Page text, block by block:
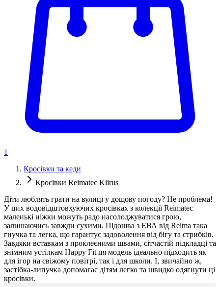
1
Кросівки та кеди
Кросівки Reimatec Kiirus
Діти люблять грати на вулиці у дощову погоду? Не проблема!
У цих водовідштовхуючих кросівках з колекції Reimatec
маленькі ніжки можуть радо насолоджуватися грою,
залишаючись завжди сухими. Підошва з ЕВА від Reima така
гнучка та легка, що гарантує задоволення від бігу та стрибків.
Завдяки вставкам з проклеєними швами, сітчастій підкладці та
знімним устілкам Happy Fit ця модель ідеально підходить як
для ігор на свіжому повітрі, так і для школи. І, звичайно ж,
застібка-липучка допомагає дітям легко та швидко одягнути ці
кросівки.